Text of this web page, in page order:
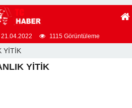
21.04.2022 1115 Görüntüleme
YİTİK